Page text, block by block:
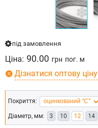
під замовлення
Ціна: 90.00 грн пог. м
Дізнатися оптову ціну
Покриття:
Діаметр, мм: 3 10 12 14